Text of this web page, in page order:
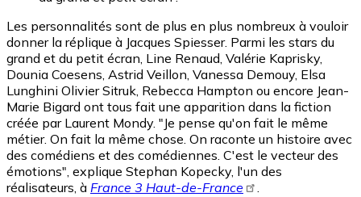
Les personnalités sont de plus en plus nombreux à vouloir
donner la réplique à Jacques Spiesser. Parmi les stars du
grand et du petit écran, Line Renaud, Valérie Kaprisky,
Dounia Coesens, Astrid Veillon, Vanessa Demouy, Elsa
Lunghini Olivier Sitruk, Rebecca Hampton ou encore Jean-
Marie Bigard ont tous fait une apparition dans la fiction
créée par Laurent Mondy. "Je pense qu'on fait le même
métier. On fait la même chose. On raconte un histoire avec
des comédiens et des comédiennes. C'est le vecteur des
émotions", explique Stephan Kopecky, l'un des
réalisateurs, à France 3 Haut-de-France .